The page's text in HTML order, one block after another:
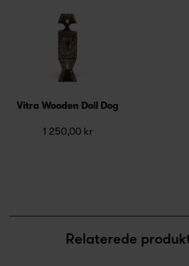
Vitra Wooden Doll Dog
1 250,00 kr
Relaterede